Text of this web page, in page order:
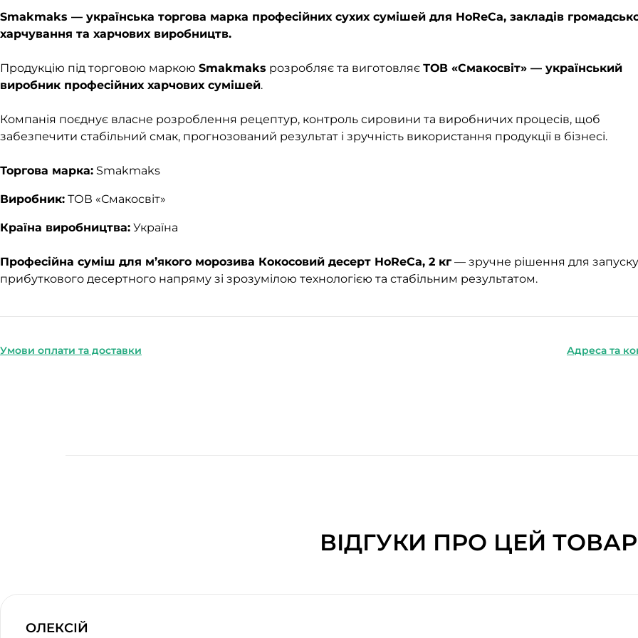
Smakmaks — українська торгова марка професійних сухих сумішей для HoReCa, закладів
харчування та харчових виробництв.
Продукцію під торговою маркою Smakmaks розробляє та виготовляє ТОВ «Смакосвіт» — український
виробник професійних харчових сумішей.
Компанія поєднує власне розроблення рецептур, контроль сировини та виробничих процесів, щоб
забезпечити стабільний смак, прогнозований результат і зручність використання продукції в бізнесі.
Торгова марка: Smakmaks
Виробник: ТОВ «Смакосвіт»
Країна виробництва: Україна
Професійна суміш для м’якого морозива Кокосовий десерт HoReCa, 2 кг— зручне рішення для запуску
прибуткового десертного напряму зі зрозумілою технологією та стабільним результатом.
Умови оплати та доставки Адреса та
ВІДГУКИ ПРО ЦЕЙ ТОВАР
ОЛЕКСІЙ